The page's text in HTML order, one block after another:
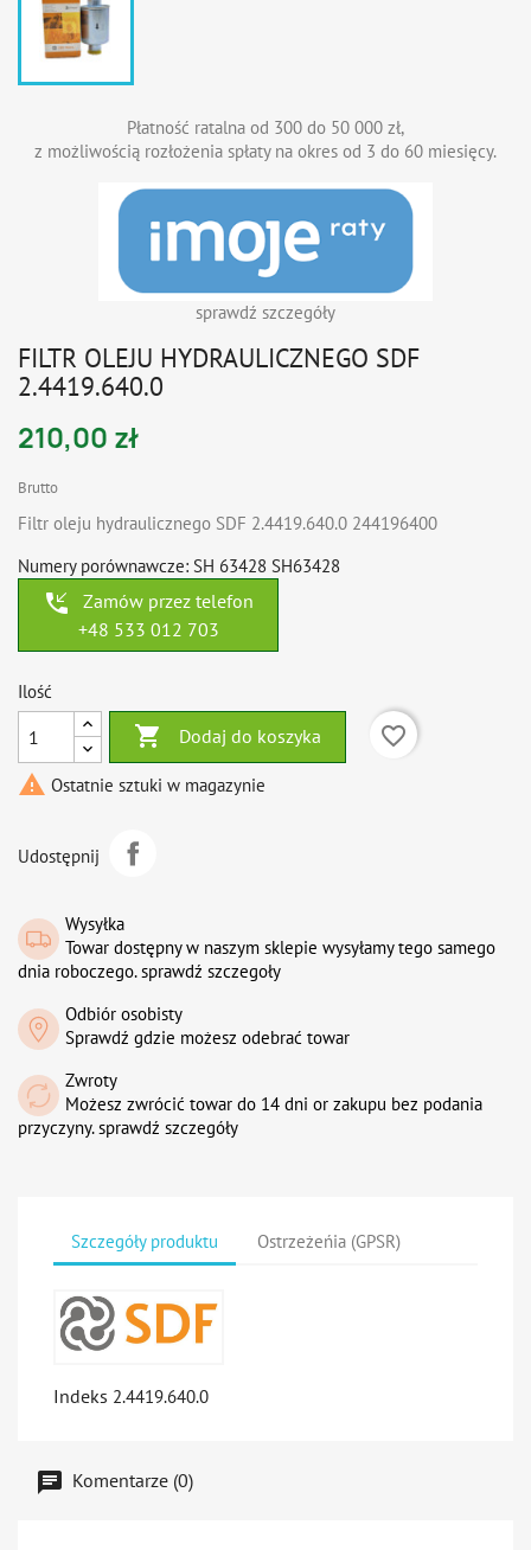
Płatność ratalna od 300 do 50 000 zł,
z możliwością rozłożenia spłaty na okres od 3 do 60 miesięcy.
sprawdź szczegóły
FILTR OLEJU HYDRAULICZNEGO SDF
2.4419.640.0
210,00 zł
Brutto
Filtr oleju hydraulicznego SDF 2.4419.640.0 244196400
Numery porównawcze: SH 63428 SH63428
phone_callback
Zamów przez telefon
+48 533 012 703
Ilość
 Dodaj do koszyka
favorite_border
 Ostatnie sztuki w magazynie
Udostępnij
Wysyłka
Towar dostępny w naszym sklepie wysyłamy tego samego
dnia roboczego. sprawdź szczegoły
Odbiór osobisty
Sprawdź gdzie możesz odebrać towar
Zwroty
Możesz zwrócić towar do 14 dni or zakupu bez podania
przyczyny. sprawdź szczegóły
Szczegóły produktu Ostrzeżeńia (GPSR)
Indeks 2.4419.640.0
Komentarze (0)